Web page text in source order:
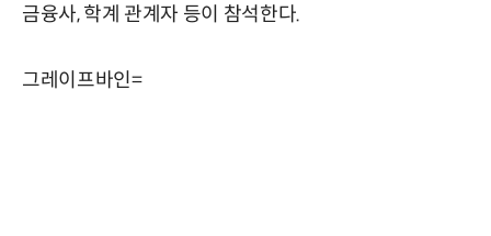
금융사, 학계 관계자 등이 참석한다.
그레이프바인=